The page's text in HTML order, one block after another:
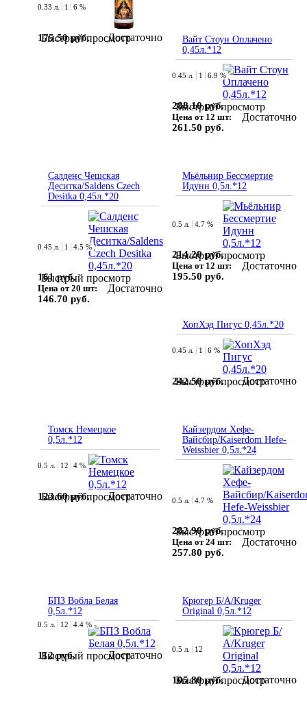
Быстрый просмотр
0.33 л. 1 6 %
175.50 руб. Достаточно
Вайт Стоун Оплачено
0,45л.*12
Быстрый просмотр
0.45 л. 1 6.9 %
288.10 руб.
Цена от 12 шт:
261.50 руб.
Достаточно
Салденс Чешская
Деситка/Saldens Czech
Desitka 0,45л.*20
Быстрый просмотр
0.45 л. 1 4.5 %
161 руб.
Цена от 20 шт:
146.70 руб.
Достаточно
Мьёльнир Бессмертие
Идунн 0,5л.*12
Быстрый просмотр
0.5 л. 4.7 %
214.20 руб.
Цена от 12 шт:
195.50 руб.
Достаточно
ХопХэд Пигус 0,45л.*20
Быстрый просмотр
0.45 л. 1 6 %
242.50 руб. Достаточно
Томск Немецкое
0,5л.*12
Быстрый просмотр
0.5 л. 12 4 %
123.60 руб. Достаточно
Кайзердом Хефе-
Вайсбир/Kaiserdom Hefe-
Weissbier 0,5л.*24
Быстрый просмотр
0.5 л. 4.7 %
282.90 руб.
Цена от 24 шт:
257.80 руб.
Достаточно
БПЗ Вобла Белая
0,5л.*12
Быстрый просмотр
0.5 л. 12 4.4 %
112 руб. Достаточно
Крюгер Б/А/Kruger
Original 0,5л.*12
Быстрый просмотр
0.5 л. 12
105.80 руб. Достаточно